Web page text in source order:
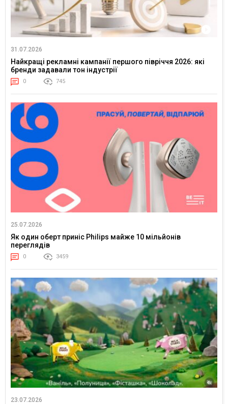
31.07.2026
Найкращі рекламні кампанії першого півріччя 2026: які
бренди задавали тон індустрії
0 745
25.07.2026
Як один оберт приніс Philips майже 10 мільйонів
переглядів
0 3459
23.07.2026